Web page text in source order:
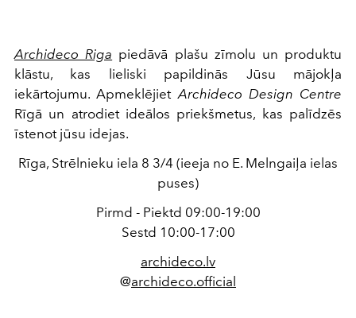
Archideco Riga piedāvā plašu zīmolu un produktu
klāstu, kas lieliski papildinās Jūsu mājokļa
iekārtojumu. ApmeklējietArchideco Design Centre
Rīgā un atrodiet ideālos priekšmetus, kas palīdzēs
īstenot jūsu idejas.
Rīga, Strēlnieku iela 8 3/4 (ieeja no E. Melngaiļa ielas
puses)
Pirmd - Piektd 09:00-19:00
Sestd 10:00-17:00
archideco.lv
@archideco.official